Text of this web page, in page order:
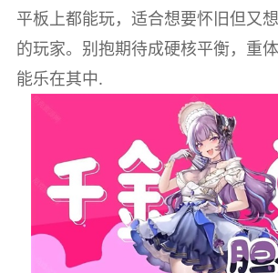
平板上都能玩，适合想要怀旧但又
的玩家。别抱期待成硬核平衡，重
能乐在其中.